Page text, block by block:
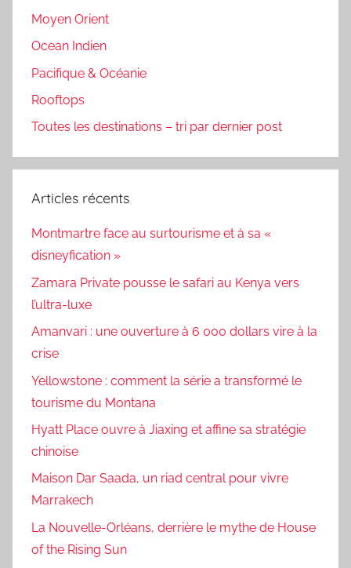
Moyen Orient
Ocean Indien
Pacifique & Océanie
Rooftops
Toutes les destinations – tri par dernier post
Articles récents
Montmartre face au surtourisme et à sa «
disneyfication »
Zamara Private pousse le safari au Kenya vers
l’ultra-luxe
Amanvari : une ouverture à 6 000 dollars vire à la
crise
Yellowstone : comment la série a transformé le
tourisme du Montana
Hyatt Place ouvre à Jiaxing et affine sa stratégie
chinoise
Maison Dar Saada, un riad central pour vivre
Marrakech
La Nouvelle-Orléans, derrière le mythe de House
of the Rising Sun